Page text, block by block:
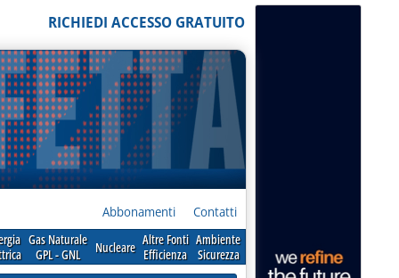
RICHIEDI ACCESSO GRATUITO
Abbonamenti
Contatti
Gas Naturale
GPL - GNL
Nucleare Altre Fonti
Efficienza
Ambiente
Sicurezza